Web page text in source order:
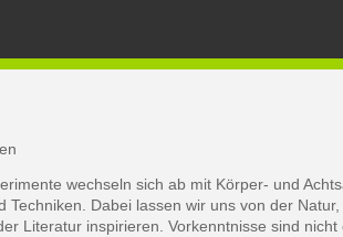
wechseln sich ab mit Körper- und
Dabei lassen wir uns von der
Literatur inspirieren. Vorkenntnisse sind